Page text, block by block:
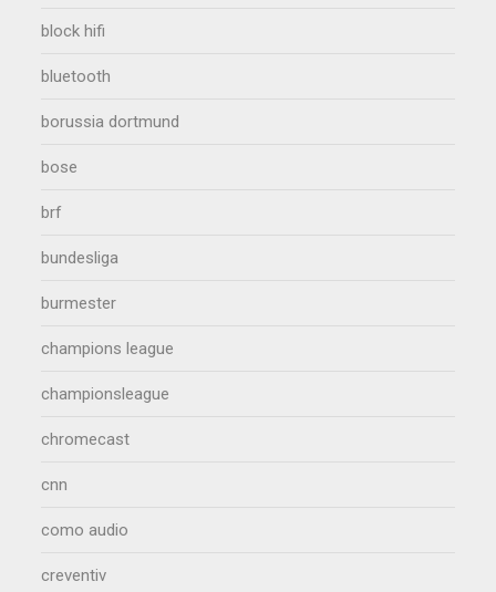
block hifi
bluetooth
borussia dortmund
bose
brf
bundesliga
burmester
champions league
championsleague
chromecast
cnn
como audio
creventiv